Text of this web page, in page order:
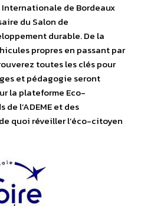
Internationale de Bordeaux
du Salon de
durable. De la
propres en passant par
toutes les clés pour
et pédagogie seront
la plateforme Eco-
l’ADEME et des
quoi réveiller l’éco-citoyen